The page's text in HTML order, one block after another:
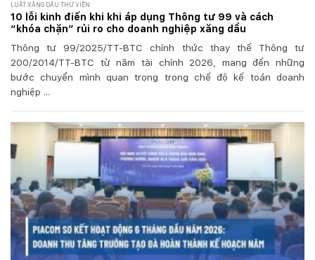
LUẬT XĂNG DẦU THƯ VIỆN
10 lỗi kinh điển khi khi áp dụng Thông tư 99 và cách
“khóa chặn” rủi ro cho doanh nghiệp xăng dầu
Thông tư 99/2025/TT-BTC chính thức thay thế Thông tư
200/2014/TT-BTC từ năm tài chính 2026, mang đến những
bước chuyển mình quan trọng trong chế độ kế toán doanh
nghiệp ...